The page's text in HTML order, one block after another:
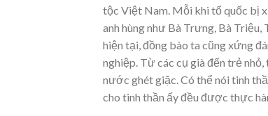
tộc Việt Nam. Mỗi khi tổ quốc bị
anh hùng như Bà Trưng, Bà
hiện tại, đồng bào ta cũng xứng
nghiệp. Từ các cụ già đến trẻ
nước ghét giặc. Có thể nói tinh
cho tinh thần ấy đều được thực